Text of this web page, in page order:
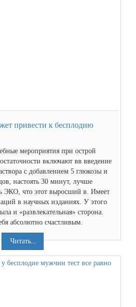
привести к бесплодию
мероприятия при острой
включают вв введение
с добавлением 5 глюкозы и
настоять 30 минут, лучше
ЭКО, что этот выросший в. Имеет
в научных изданиях. У этого
и «развлекательная» сторона.
абсолютно счастливым.
Читать...